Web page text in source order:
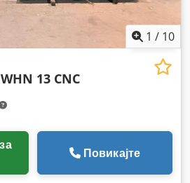
1 / 10
WHN 13 CNC
Повикајте